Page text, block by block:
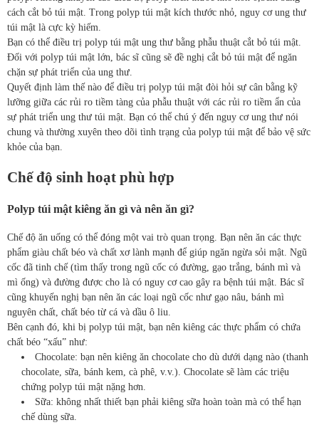
cách cắt bỏ túi mật. Trong polyp túi mật kích thước nhỏ, nguy cơ ung thư
túi mật là cực kỳ hiếm.
Bạn có thể điều trị polyp túi mật ung thư bằng phẫu thuật cắt bỏ túi mật.
Đối với polyp túi mật lớn, bác sĩ cũng sẽ đề nghị cắt bỏ túi mật để ngăn
chặn sự phát triển của ung thư.
Quyết định làm thế nào để điều trị polyp túi mật đòi hỏi sự cân bằng kỹ
lưỡng giữa các rủi ro tiềm tàng của phẫu thuật với các rủi ro tiềm ẩn của
sự phát triển ung thư túi mật. Bạn có thể chú ý đến nguy cơ ung thư nói
chung và thường xuyên theo dõi tình trạng của polyp túi mật để bảo vệ sức
khỏe của bạn.
Chế độ sinh hoạt phù hợp
Polyp túi mật kiêng ăn gì và nên ăn gì?
Chế độ ăn uống có thể đóng một vai trò quan trọng. Bạn nên ăn các thực
phẩm giàu chất béo và chất xơ lành mạnh để giúp ngăn ngừa sỏi mật. Ngũ
cốc đã tinh chế (tìm thấy trong ngũ cốc có đường, gạo trắng, bánh mì và
mì ống) và đường được cho là có nguy cơ cao gây ra bệnh túi mật. Bác sĩ
cũng khuyến nghị bạn nên ăn các loại ngũ cốc như gạo nâu, bánh mì
nguyên chất, chất béo từ cá và dầu ô liu.
Bên cạnh đó, khi bị polyp túi mật, bạn nên kiêng các thực phẩm có chứa
chất béo “xấu” như:
Chocolate: bạn nên kiêng ăn chocolate cho dù dưới dạng nào (thanh
chocolate, sữa, bánh kem, cà phê, v.v.). Chocolate sẽ làm các triệu
chứng polyp túi mật nặng hơn.
Sữa: không nhất thiết bạn phải kiêng sữa hoàn toàn mà có thể hạn
chế dùng sữa.